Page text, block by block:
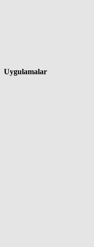
Uygulamalar